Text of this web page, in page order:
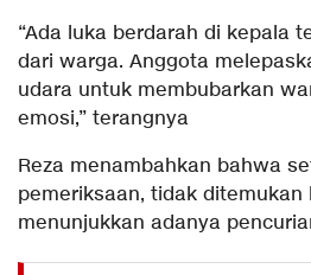
“Ada luka berdarah di kepala
dari warga. Anggota
udara untuk membubarkan
emosi,” terangnya
Reza menambahkan bahwa
pemeriksaan, tidak ditemukan
menunjukkan adanya